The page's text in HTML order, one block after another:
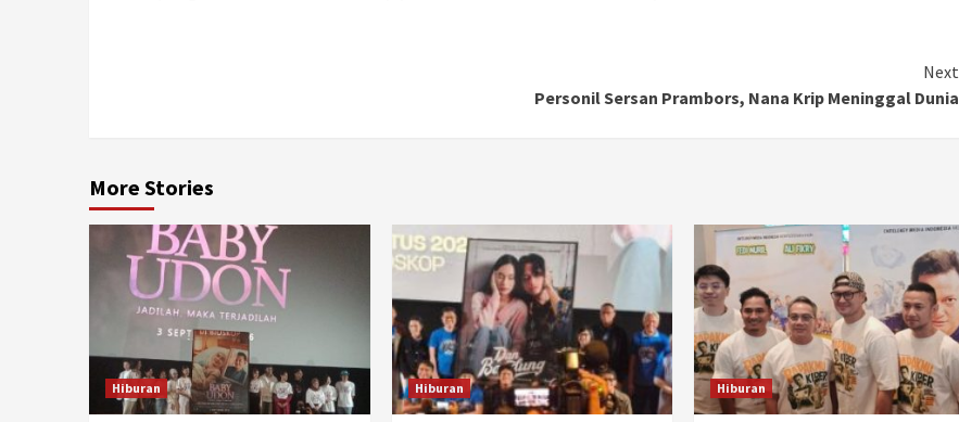
Next
Personil Sersan Prambors, Nana Krip Meninggal Dunia
More Stories
Hiburan Hiburan Hiburan